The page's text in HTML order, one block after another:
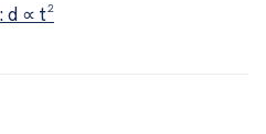
d ∝ t²